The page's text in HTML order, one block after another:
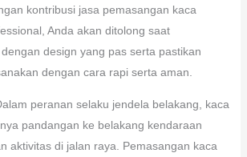
kontribusi jasa pemasangan kaca
Anda akan ditolong saat
design yang pas serta pastikan
dengan cara rapi serta aman.
peranan selaku jendela belakang, kaca
pandangan ke belakang kendaraan
aktivitas di jalan raya. Pemasangan kaca